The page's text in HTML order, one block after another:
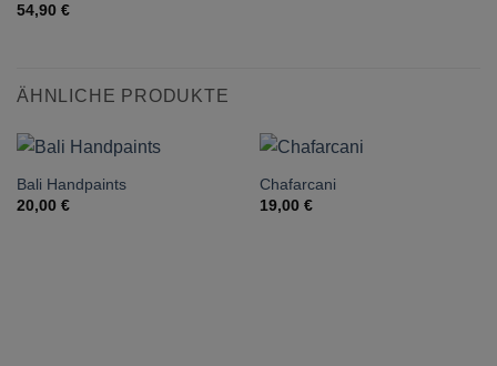
54,90 €
ÄHNLICHE PRODUKTE
Bali Handpaints
20,00 €
Chafarcani
19,00 €